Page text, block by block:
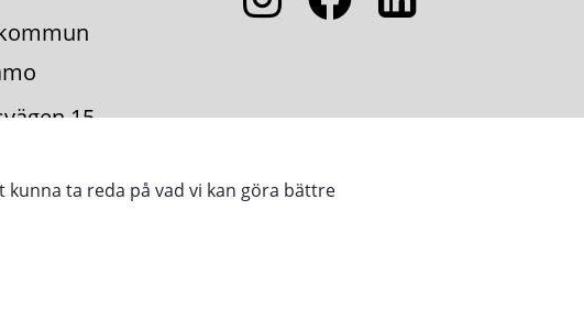
ta reda på vad vi kan göra bättre
15